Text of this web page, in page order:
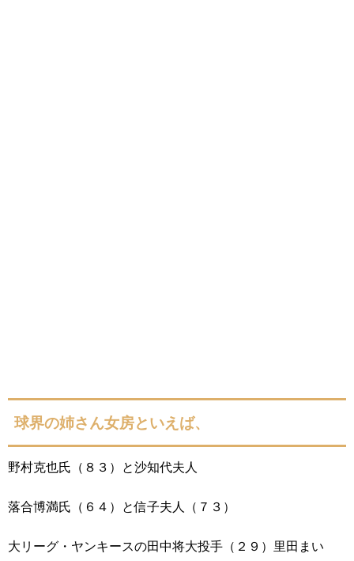
球界の姉さん女房といえば、
野村克也氏（８３）と沙知代夫人
落合博満氏（６４）と信子夫人（７３）
大リーグ・ヤンキースの田中将大投手（２９）里田まい